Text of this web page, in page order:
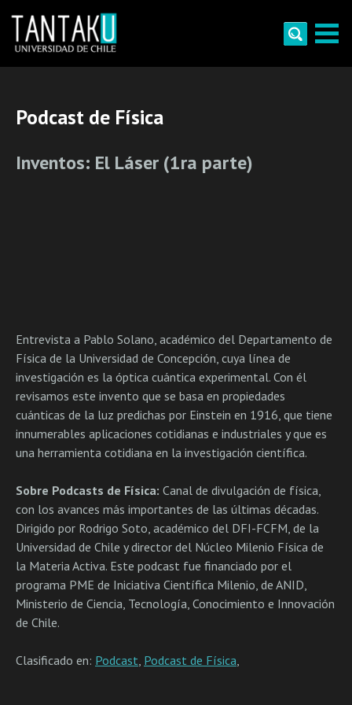
content
Podcast de Física
Inventos: El Láser (1ra parte)
Entrevista a Pablo Solano, académico del Departamento de
Física de la Universidad de Concepción, cuya línea de
investigación es la óptica cuántica experimental. Con él
revisamos este invento que se basa en propiedades
cuánticas de la luz predichas por Einstein en 1916, que tiene
innumerables aplicaciones cotidianas e industriales y que es
una herramienta cotidiana en la investigación científica.
Sobre Podcasts de Física: Canal de divulgación de física,
con los avances más importantes de las últimas décadas.
Dirigido por Rodrigo Soto, académico del DFI-FCFM, de la
Universidad de Chile y director del Núcleo Milenio Física de
la Materia Activa. Este podcast fue financiado por el
programa PME de Iniciativa Científica Milenio, de ANID,
Ministerio de Ciencia, Tecnología, Conocimiento e Innovación
de Chile.
Clasificado en: Podcast, Podcast de Física,